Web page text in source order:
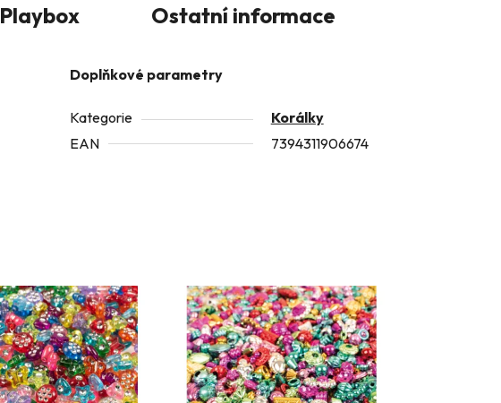
Playbox Ostatní informace
Doplňkové parametry
Kategorie
Korálky
EAN
7394311906674